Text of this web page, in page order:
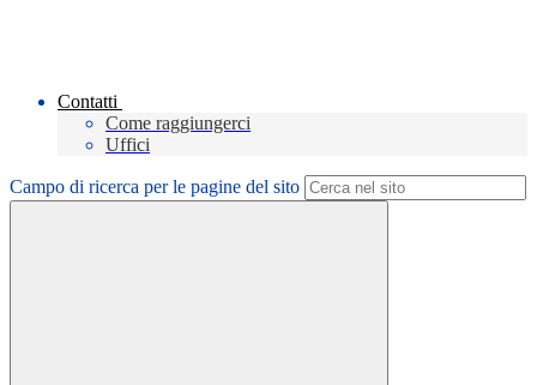
Contatti
Come raggiungerci
Uffici
Campo di ricerca per le pagine del sito